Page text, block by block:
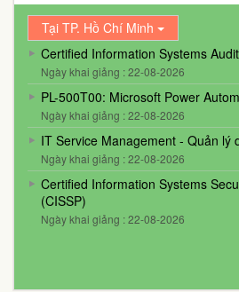
Tại TP. Hồ Chí Minh
Certified Information Systems
Ngày khai giảng : 22-08-2026
PL-500T00: Microsoft Power
Ngày khai giảng : 22-08-2026
IT Service Management - Quản lý
Ngày khai giảng : 22-08-2026
Certified Information Systems
(CISSP)
Ngày khai giảng : 22-08-2026